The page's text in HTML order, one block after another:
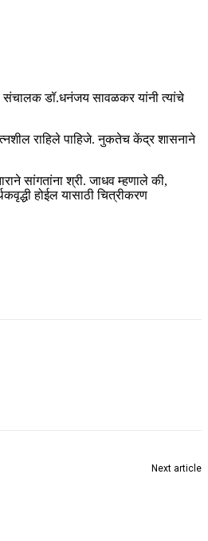
संचालक डॉ.धनंजय सावळकर यांनी त्यांचे
राहिले पाहिजे. नुकतेच केंद्र शासनाने
सांगतांना श्री. जाधव म्हणाले की,
होईल यासाठी चित्रीकरण
Next article